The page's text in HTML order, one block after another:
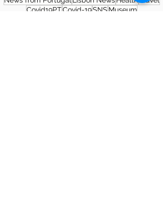
Covid19PTCovid-19SNSMuseum